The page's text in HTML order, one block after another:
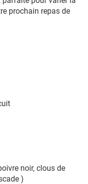
prochain repas de
noir, clous de
)